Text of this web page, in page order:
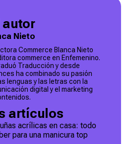
autor
Nieto
Commerce Blanca Nieto
commerce en Enfemenino.
Traducción y desde
ha combinado su pasión
lenguas y las letras con la
digital y el marketing
artículos
acrílicas en casa: todo
para una manicura top